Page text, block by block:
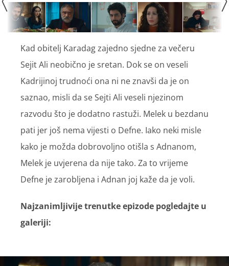
Kad obitelj Karadag zajedno sjedne za večeru
Sejit Ali neobično je sretan. Dok se on veseli
Kadrijinoj trudnoći ona ni ne znavši da je on
saznao, misli da se Sejti Ali veseli njezinom
razvodu što je dodatno rastuži. Melek u bezdanu
pati jer još nema vijesti o Defne. Iako neki misle
kako je možda dobrovoljno otišla s Adnanom,
Melek je uvjerena da nije tako. Za to vrijeme
Defne je zarobljena i Adnan joj kaže da je voli.
Najzanimljivije trenutke epizode pogledajte u
galeriji: